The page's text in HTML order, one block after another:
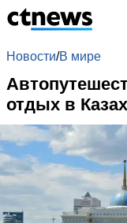
Новости/В мире
отдых в